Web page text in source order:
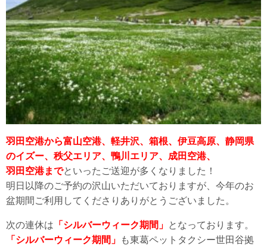
羽田空港から富山空港、軽井沢、箱根、伊豆高原、静岡県
のイズー、秩父エリア、鴨川エリア、成田空港、
羽田空港までといったご送迎が多くなりました！
明日以降のご予約の沢山いただいておりますが、今年のお
盆期間ご利用してくださりありがとうございました。
次の連休は 「シルバーウィーク期間」 となっております。
「シルバーウィーク期間」
も東葛ペットタクシー世田谷拠